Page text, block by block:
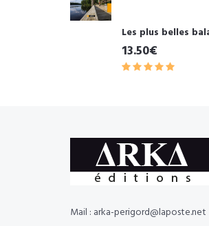
Les plus belles
13.50€
Mail : arka-perigord@laposte.net